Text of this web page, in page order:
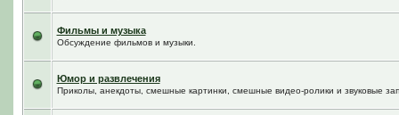
Фильмы и музыка
Обсуждение фильмов и музыки.
Юмор и развлечения
Приколы, анекдоты, смешные картинки, смешные видео-ролики и звуковые